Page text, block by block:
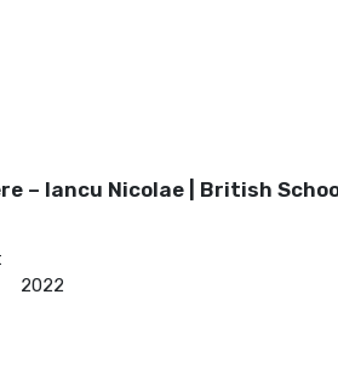
– Iancu Nicolae | British
2022